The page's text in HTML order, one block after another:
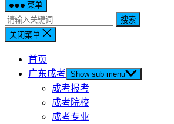
菜单
搜索
关闭菜单
首页
广东成考 Show sub menu
成考报考
成考院校
成考专业